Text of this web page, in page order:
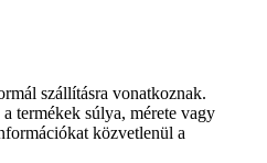
szállításra vonatkoznak.
termékek súlya, mérete vagy
közvetlenül a